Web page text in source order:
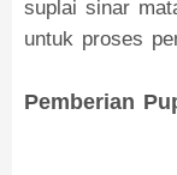
suplai sinar
untuk proses
Pemberian